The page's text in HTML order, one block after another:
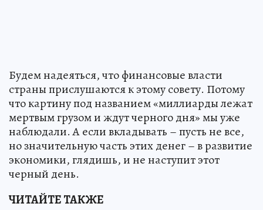
Будем надеяться, что финансовые власти
страны прислушаются к этому совету. Потому
что картину под названием «миллиарды лежат
мертвым грузом и ждут черного дня» мы уже
наблюдали. А если вкладывать – пусть не все,
но значительную часть этих денег – в развитие
экономики, глядишь, и не наступит этот
черный день.
ЧИТАЙТЕ ТАКЖЕ